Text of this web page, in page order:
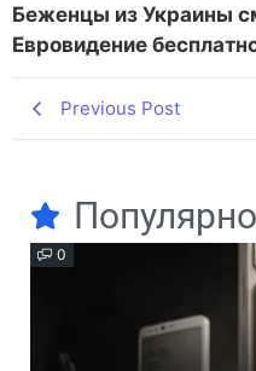
Беженцы из Украины
Евровидение
Previous Post
0